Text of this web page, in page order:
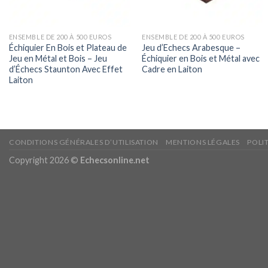
ENSEMBLE DE 200 À 500 EUROS
Échiquier En Bois et Plateau de
Jeu en Métal et Bois – Jeu
d’Échecs Staunton Avec Effet
Laiton
ENSEMBLE DE 200 À 500 EUROS
Jeu d’Echecs Arabesque –
Échiquier en Bois et Métal avec
Cadre en Laiton
CONDITIONS GÉNÉRALES D’UTILISATION MENTIONS LÉGALES
Copyright 2026 © Echecsonline.net